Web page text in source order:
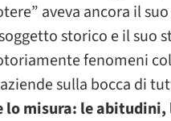
aveva ancora il
storico e il suo
fenomeni
sulla bocca di
lo misura: le